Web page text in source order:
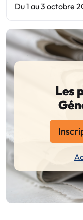
Du 1 au 3 octobre
Les